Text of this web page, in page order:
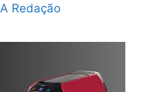
A Redação